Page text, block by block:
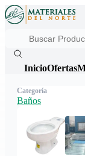
InicioOfertas
Categoría
Baños